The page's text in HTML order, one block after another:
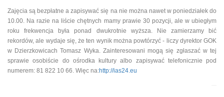
Zajęcia są bezpłatne a zapisywać się na nie można nawet w poniedziałek do
10.00. Na razie na liście chętnych mamy prawie 30 pozycji, ale w ubiegłym
roku frekwencja była ponad dwukrotnie wyższa. Nie zamierzamy bić
rekordów, ale wydaje się, że ten wynik można powtórzyć - liczy dyrektor GOK
w Dzierzkowicach Tomasz Wyka. Zainteresowani mogą się zgłaszać w tej
sprawie osobiście do ośrodka kultury albo zapisywać telefonicznie pod
numerem: 81 822 10 66. Więc na:http://ias24.eu